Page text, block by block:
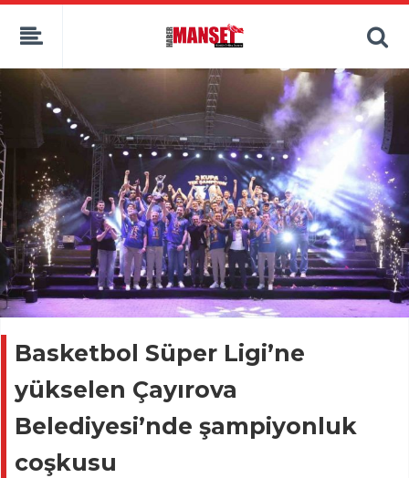
Basketbol Süper Ligi’ne
yükselen Çayırova
Belediyesi’nde şampiyonluk
coşkusu